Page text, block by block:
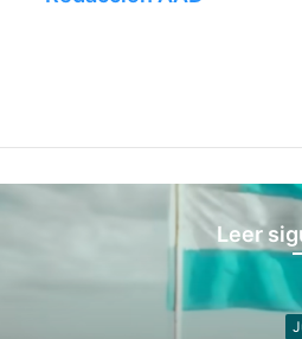
Leer